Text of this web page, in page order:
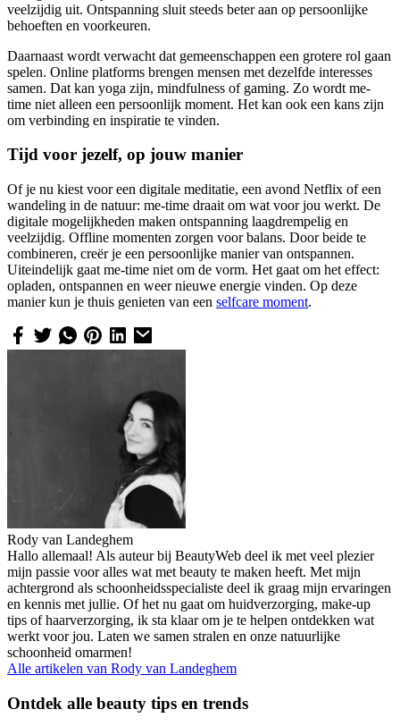
veelzijdig uit. Ontspanning sluit steeds beter aan op persoonlijke
behoeften en voorkeuren.
Daarnaast wordt verwacht dat gemeenschappen een grotere rol gaan
spelen. Online platforms brengen mensen met dezelfde interesses
samen. Dat kan yoga zijn, mindfulness of gaming. Zo wordt me-
time niet alleen een persoonlijk moment. Het kan ook een kans zijn
om verbinding en inspiratie te vinden.
Tijd voor jezelf, op jouw manier
Of je nu kiest voor een digitale meditatie, een avond Netflix of een
wandeling in de natuur: me-time draait om wat voor jou werkt. De
digitale mogelijkheden maken ontspanning laagdrempelig en
veelzijdig. Offline momenten zorgen voor balans. Door beide te
combineren, creër je een persoonlijke manier van ontspannen.
Uiteindelijk gaat me-time niet om de vorm. Het gaat om het effect:
opladen, ontspannen en weer nieuwe energie vinden. Op deze
manier kun je thuis genieten van een selfcare moment.
Rody van Landeghem
Hallo allemaal! Als auteur bij BeautyWeb deel ik met veel plezier
mijn passie voor alles wat met beauty te maken heeft. Met mijn
achtergrond als schoonheidsspecialiste deel ik graag mijn ervaringen
en kennis met jullie. Of het nu gaat om huidverzorging, make-up
tips of haarverzorging, ik sta klaar om je te helpen ontdekken wat
werkt voor jou. Laten we samen stralen en onze natuurlijke
schoonheid omarmen!
Alle artikelen van Rody van Landeghem
Ontdek alle beauty tips en trends